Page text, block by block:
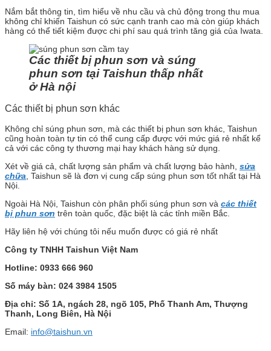
Nắm bắt thông tin, tìm hiểu về nhu cầu và chủ động trong thu mua
không chỉ khiến Taishun có sức cạnh tranh cao mà còn giúp khách
hàng có thể tiết kiệm được chi phí sau quá trình tăng giá của Iwata.
Các thiết bị phun sơn và súng
phun sơn tại Taishun thấp nhất
ở Hà nội
Các thiết bị phun sơn khác
Không chỉ súng phun sơn, mà các thiết bị phun sơn khác, Taishun
cũng hoàn toàn tự tin có thể cung cấp được với mức giá rẻ nhất kể
cả với các công ty thương mại hay khách hàng sử dụng.
Xét về giá cả, chất lượng sản phẩm và chất lượng bảo hành, sửa
chữa , Taishun sẽ là đơn vị cung cấp súng phun sơn tốt nhất tại Hà
Nội.
Ngoài Hà Nội, Taishun còn phân phối súng phun sơn và các thiết
bị phun sơn trên toàn quốc, đặc biệt là các tỉnh miền Bắc.
Hãy liên hệ với chúng tôi nếu muốn được có giá rẻ nhất
Công ty TNHH Taishun Việt Nam
Hotline: 0933 666 960
Số máy bàn: 024 3984 1505
Địa chỉ: Số 1A, ngách 28, ngõ 105, Phố Thanh Am, Thượng
Thanh, Long Biên, Hà Nội
Email: info@taishun.vn